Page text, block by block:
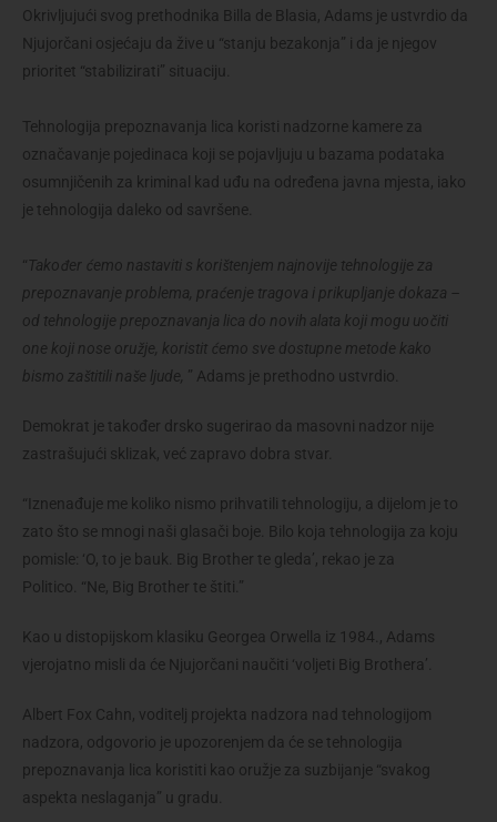
Okrivljujući svog prethodnika Billa de Blasia, Adams je ustvrdio da
Njujorčani osjećaju da žive u “stanju bezakonja” i da je njegov
prioritet “stabilizirati” situaciju.
Tehnologija prepoznavanja lica koristi nadzorne kamere za
označavanje pojedinaca koji se pojavljuju u bazama podataka
osumnjičenih za kriminal kad uđu na određena javna mjesta, iako
je tehnologija daleko od savršene.
“Također ćemo nastaviti s korištenjem najnovije tehnologije za
prepoznavanje problema, praćenje tragova i prikupljanje dokaza –
od tehnologije prepoznavanja lica do novih alata koji mogu uočiti
one koji nose oružje, koristit ćemo sve dostupne metode kako
bismo zaštitili naše ljude, ” Adams je prethodno ustvrdio.
Demokrat je također drsko sugerirao da masovni nadzor nije
zastrašujući sklizak, već zapravo dobra stvar.
“Iznenađuje me koliko nismo prihvatili tehnologiju, a dijelom je to
zato što se mnogi naši glasači boje. Bilo koja tehnologija za koju
pomisle: ‘O, to je bauk. Big Brother te gleda’, rekao je za
Politico. “Ne, Big Brother te štiti.”
Kao u distopijskom klasiku Georgea Orwella iz 1984., Adams
vjerojatno misli da će Njujorčani naučiti ‘voljeti Big Brothera’.
Albert Fox Cahn, voditelj projekta nadzora nad tehnologijom
nadzora, odgovorio je upozorenjem da će se tehnologija
prepoznavanja lica koristiti kao oružje za suzbijanje “svakog
aspekta neslaganja” u gradu.